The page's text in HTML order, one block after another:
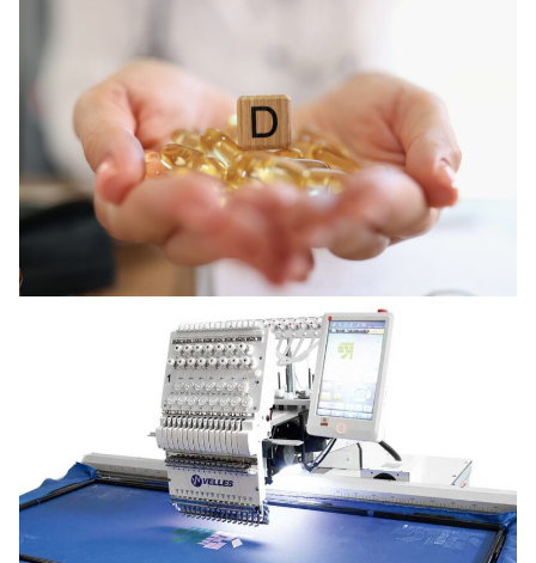
НОВИНИ ВІД КОМПАНІЙ
Для чего организму нужен витамин D3
12 Липня, 2026
НОВИНИ ВІД КОМПАНІЙ
Які програми підтримують вишивальні